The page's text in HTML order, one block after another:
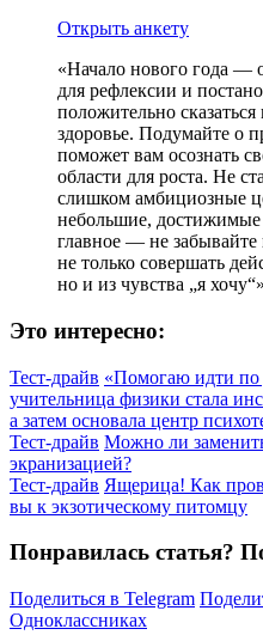
Открыть анкету
«Начало нового года —
для рефлексии и
положительно
здоровье. Подумайте о
поможет вам осознать
области для роста. Не
слишком амбициозные
небольшие, достижимые
главное — не
не только совершать
но и из чувства „я
Это интересно:
Тест-драйв «Помогаю идти по
учительница физики стала
а затем основала центр
Тест-драйв Можно ли
экранизацией?
Тест-драйв Ящерица! Как
вы к экзотическому питомцу
Понравилась статья?
Поделиться в Telegram
Одноклассниках